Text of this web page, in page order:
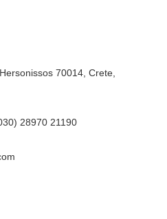
70014, Crete,
28970 21190